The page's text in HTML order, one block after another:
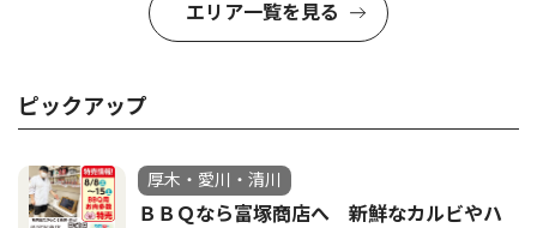
エリア一覧を見る
ピックアップ
厚木・愛川・清川
ＢＢＱなら富塚商店へ 新鮮なカルビやハ